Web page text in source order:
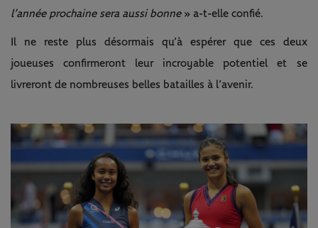
l’année prochaine sera aussi bonne» a-t-elle confié.
Il ne reste plus désormais qu’à espérer que ces deux
joueuses confirmeront leur incroyable potentiel et se
livreront de nombreuses belles batailles à l’avenir.